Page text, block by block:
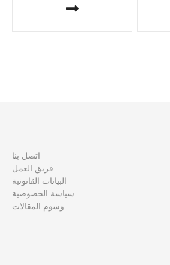
اتصل بنا
فريق العمل
البيانات القانونية
سياسة الخصوصية
وسوم المقالات